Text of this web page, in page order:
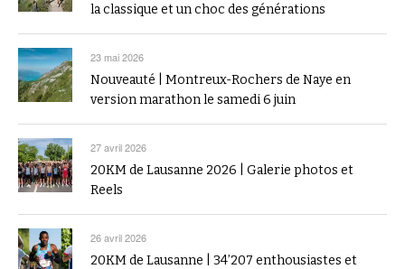
la classique et un choc des générations
23 mai 2026
Nouveauté | Montreux-Rochers de Naye en
version marathon le samedi 6 juin
27 avril 2026
20KM de Lausanne 2026 | Galerie photos et
Reels
26 avril 2026
20KM de Lausanne | 34’207 enthousiastes et